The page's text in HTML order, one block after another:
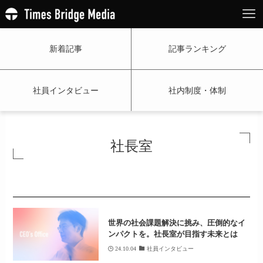
新着記事 記事ランキング
社員インタビュー 社内制度・体制
社長室
世界の社会課題解決に挑み、圧倒的なイ
ンパクトを。社長室が目指す未来とは
24.10.04 社員インタビュー